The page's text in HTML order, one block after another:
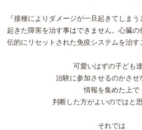
『接種によりダメージが一旦起きてしま
起きた障害を治す事はできません。心臓
伝的にリセットされた免疫システムを治す
可愛いはずの子ども
治験に参加させるのかさせ
情報を集めた上で
判断した方がよいのではと思
それでは